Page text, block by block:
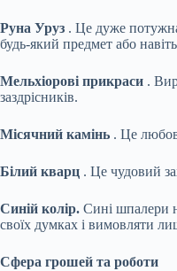
Руна Уруз . Це дуже
будь-який предмет або
Мельхіорові прикраси .
заздрісників.
Місячний камінь . Це
Білий кварц . Це чудовий
Синій колір. Сині шпалери
своїх думках і вимовляти
Сфера грошей та роботи